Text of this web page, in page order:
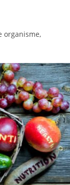
organisme,